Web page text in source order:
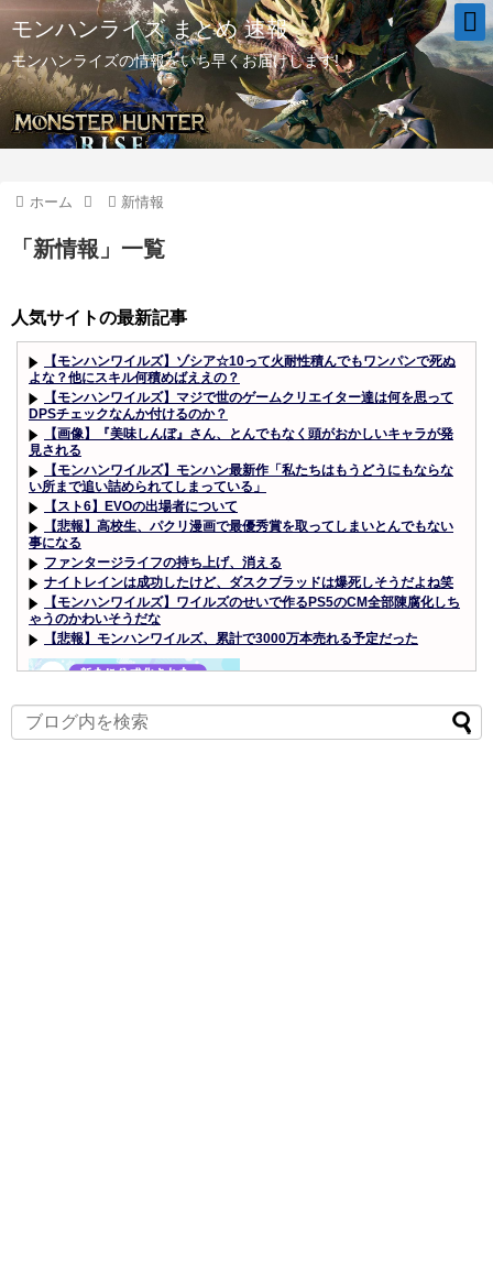
モンハンライズ まとめ 速報
モンハンライズの情報をいち早くお届けします!
ホーム 新情報
「 新情報 」 一覧
人気サイトの最新記事
【モンハンワイルズ】ゾシア☆10って火耐性積んでもワンパンで死ぬ
よな？他にスキル何積めばええの？
【モンハンワイルズ】マジで世のゲームクリエイター達は何を思って
DPSチェックなんか付けるのか？
【画像】『美味しんぼ』さん、とんでもなく頭がおかしいキャラが発
見される
【モンハンワイルズ】モンハン最新作「私たちはもうどうにもならな
い所まで追い詰められてしまっている」
【スト6】EVOの出場者について
【悲報】高校生、パクリ漫画で最優秀賞を取ってしまいとんでもない
事になる
ファンタージライフの持ち上げ、消える
ナイトレインは成功したけど、ダスクブラッドは爆死しそうだよね笑
【モンハンワイルズ】ワイルズのせいで作るPS5のCM全部陳腐化しち
ゃうのかわいそうだな
【悲報】モンハンワイルズ、累計で3000万本売れる予定だった